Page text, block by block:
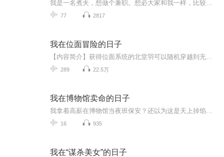
77 2817
我在位面冒险的日子
289 22.5万
我在博物馆卖命的日子
16 935
我在“谋杀美女”的日子